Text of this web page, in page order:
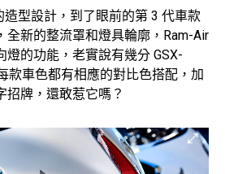
造型設計，到了眼前的第 3 代車款
全新的整流罩和燈具輪廓，Ram-Air
燈的功能，老實說有幾分 GSX-
款車色都有相應的對比色搭配，加
招牌，還敢惹它嗎？